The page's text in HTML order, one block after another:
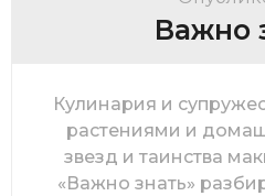
Важно
Кулинария и
растениями и
звезд и таинства
«Важно знать»